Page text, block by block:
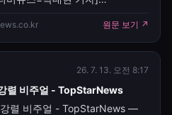
자프로골프(LPGA) 투어에서
대회 2승을 거둔 레전드
이 첫 아이를 품에 안았다.미국
메이저 챔피언이자 세계랭킹 1위
유소연이 자신의
망서비스(SNS)를 통해 첫아들
원문 보기 ↗
26. 7. 13. 오전 8:17
렬 비주얼 - TopStarNews
강렬 비주얼 - TopStarNews —